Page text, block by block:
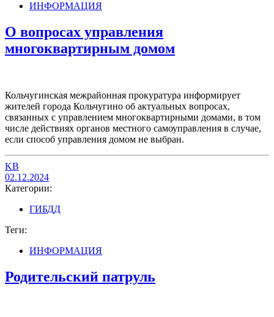
ИНФОРМАЦИЯ
О вопросах управления
многоквартирным домом
Кольчугинская межрайонная прокуратура информирует
жителей города Кольчугино об актуальных вопросах,
связанных с управлением многоквартирными домами, в том
числе действиях органов местного самоуправления в случае,
если способ управления домом не выбран.
KB
02.12.2024
Категории:
ГИБДД
Теги:
ИНФОРМАЦИЯ
Родительский патруль